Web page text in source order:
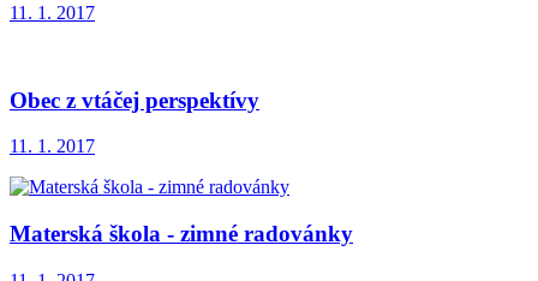
11. 1. 2017
Obec z vtáčej perspektívy
11. 1. 2017
Materská škola - zimné radovánky